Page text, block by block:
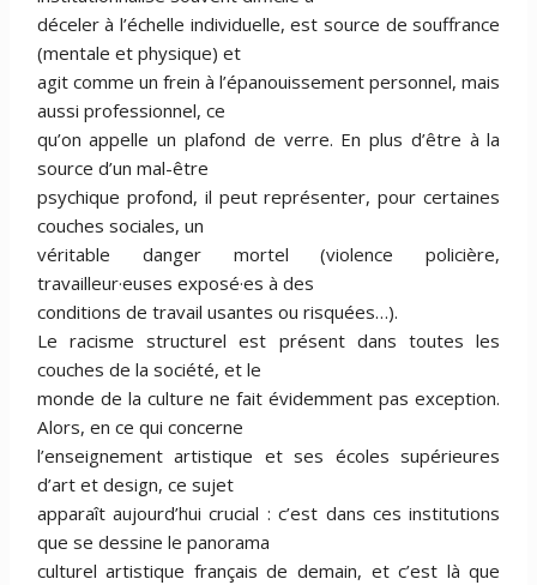
déceler à l’échelle individuelle, est source de souffrance
(mentale et physique) et
agit comme un frein à l’épanouissement personnel, mais
aussi professionnel, ce
qu’on appelle un plafond de verre. En plus d’être à la
source d’un mal-être
psychique profond, il peut représenter, pour certaines
couches sociales, un
véritable danger mortel (violence policière,
travailleur·euses exposé·es à des
conditions de travail usantes ou risquées…).
Le racisme structurel est présent dans toutes les
couches de la société, et le
monde de la culture ne fait évidemment pas exception.
Alors, en ce qui concerne
l’enseignement artistique et ses écoles supérieures
d’art et design, ce sujet
apparaît aujourd’hui crucial : c’est dans ces institutions
que se dessine le panorama
culturel artistique français de demain, et c’est là que